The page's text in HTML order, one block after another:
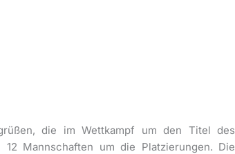
die im Wettkampf um den Titel des
Mannschaften um die Platzierungen. Die